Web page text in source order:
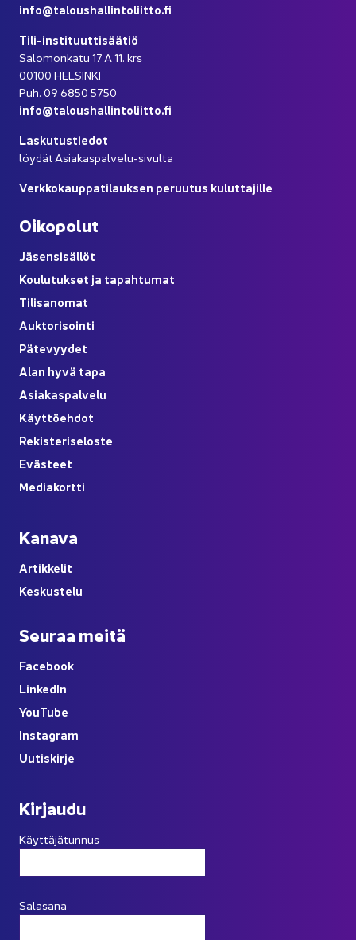
info@ta­lous­hal­lin­to­liit­to.fi
Tili-​instituuttisäätiö
Sa­lo­mon­ka­tu 17 A 11. krs
00100 HEL­SIN­KI
Puh. 09 6850 5750
info@ta­lous­hal­lin­to­liit­to.fi
Las­ku­tus­tie­dot
löy­dät Asiakaspalvelu-​sivulta
Verk­ko­kaup­pa­ti­lauk­sen pe­ruu­tus ku­lut­ta­jil­le
Oi­ko­po­lut
Jä­sen­si­säl­löt
Kou­lu­tuk­set ja ta­pah­tu­mat
Ti­li­sa­no­mat
Auk­to­ri­soin­ti
Pä­te­vyy­det
Alan hyvä tapa
Asia­kas­pal­ve­lu
Käyt­tö­eh­dot
Re­kis­te­ri­se­los­te
Eväs­teet
Me­dia­kort­ti
Ka­na­va
Ar­tik­ke­lit
Kes­kus­te­lu
Seu­raa meitä
Face­book
Lin­ke­dIn
YouTube
Ins­ta­gram
Uu­tis­kir­je
Kir­jau­du
Käyttäjätunnus
Salasana